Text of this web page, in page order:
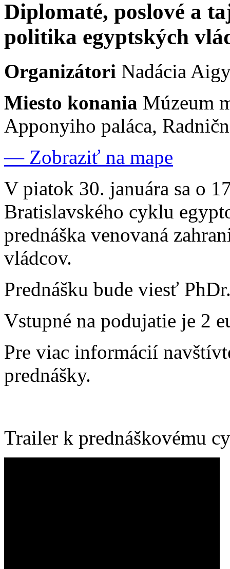
Diplomaté, poslové a
politika egyptských
Organizátori Nadácia
Miesto konania Múzeum
Apponyiho paláca,
— Zobraziť na mape
V piatok 30. januára sa o
Bratislavského cyklu
prednáška venovaná
vládcov.
Prednášku bude viesť
Vstupné na podujatie je 2
Pre viac informácií
prednášky.
Trailer k prednáškovému